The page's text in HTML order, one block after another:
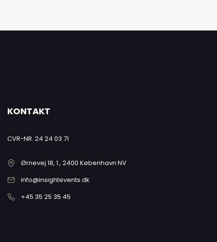
KONTAKT
CVR-NR. 24 24 03 71
Ørnevej 18, 1., 2400 København NV
info@insightevents.dk
+45 35 25 35 45